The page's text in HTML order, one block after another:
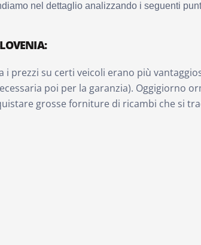
nel dettaglio analizzando i seguenti
prezzi su certi veicoli erano più
poi per la garanzia). Oggigiorno
grosse forniture di ricambi che si